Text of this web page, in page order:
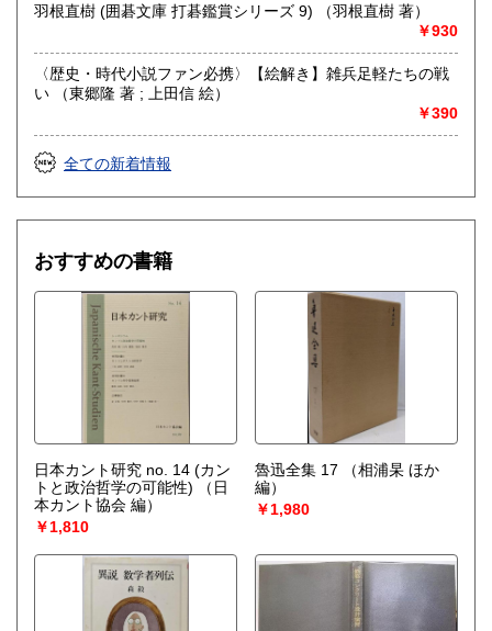
羽根直樹 (囲碁文庫 打碁鑑賞シリーズ 9) （羽根直樹 著）
￥930
〈歴史・時代小説ファン必携〉【絵解き】雑兵足軽たちの戦
い （東郷隆 著 ; 上田信 絵）
￥390
全ての新着情報
おすすめの書籍
日本カント研究 no. 14 (カン
トと政治哲学の可能性)
（日
本カント協会 編）
￥1,810
魯迅全集 17
（相浦杲 ほか
編）
￥1,980